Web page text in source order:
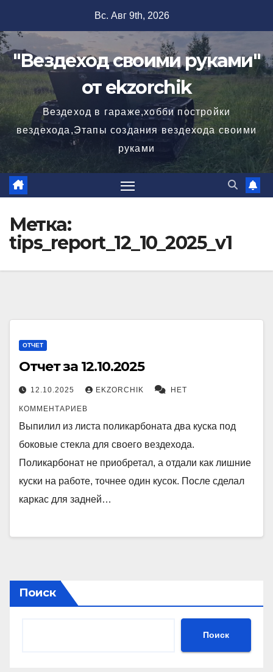
содержимому
Вс. Авг 9th, 2026
"Вездеход своими руками"
от ekzorchik
Вездеход в гараже,хобби постройки
вездехода,Этапы создания вездехода своими
руками
Метка:
tips_report_12_10_2025_v1
ОТЧЕТ
Отчет за 12.10.2025
12.10.2025 EKZORCHIK НЕТ
КОММЕНТАРИЕВ
Выпилил из листа поликарбоната два куска под
боковые стекла для своего вездехода.
Поликарбонат не приобретал, а отдали как лишние
куски на работе, точнее один кусок. После сделал
каркас для задней…
Поиск
Поиск